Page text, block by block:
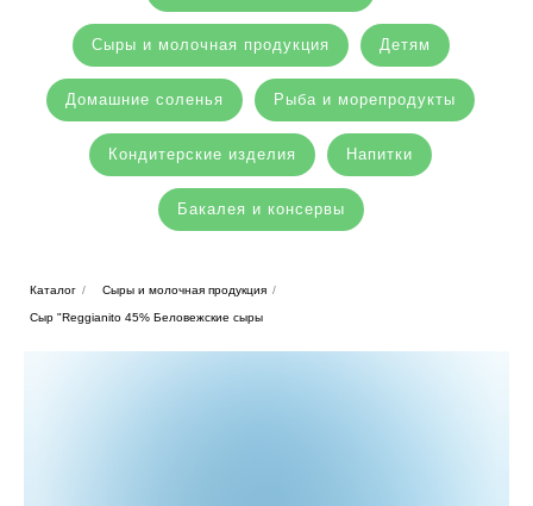
Сыры и молочная продукция Детям
Домашние соленья Рыба и морепродукты
Кондитерские изделия Напитки
Бакалея и консервы
Каталог / Сыры и молочная продукция /
Сыр "Reggianito 45% Беловежские сыры